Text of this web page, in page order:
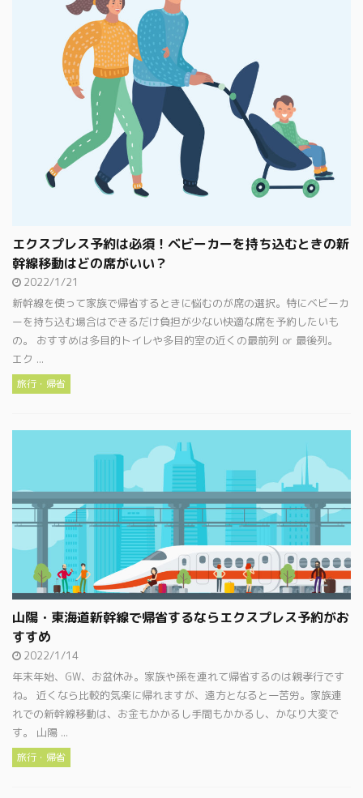
エクスプレス予約は必須！ベビーカーを持ち込むときの新
幹線移動はどの席がいい？
2022/1/21
新幹線を使って家族で帰省するときに悩むのが席の選択。特にベビーカ
ーを持ち込む場合はできるだけ負担が少ない快適な席を予約したいも
の。 おすすめは多目的トイレや多目的室の近くの最前列 or 最後列。
エク ...
旅行・帰省
山陽・東海道新幹線で帰省するならエクスプレス予約がお
すすめ
2022/1/14
年末年始、GW、お盆休み。家族や孫を連れて帰省するのは親孝行です
ね。 近くなら比較的気楽に帰れますが、遠方となると一苦労。家族連
れでの新幹線移動は、お金もかかるし手間もかかるし、かなり大変で
す。 山陽 ...
旅行・帰省